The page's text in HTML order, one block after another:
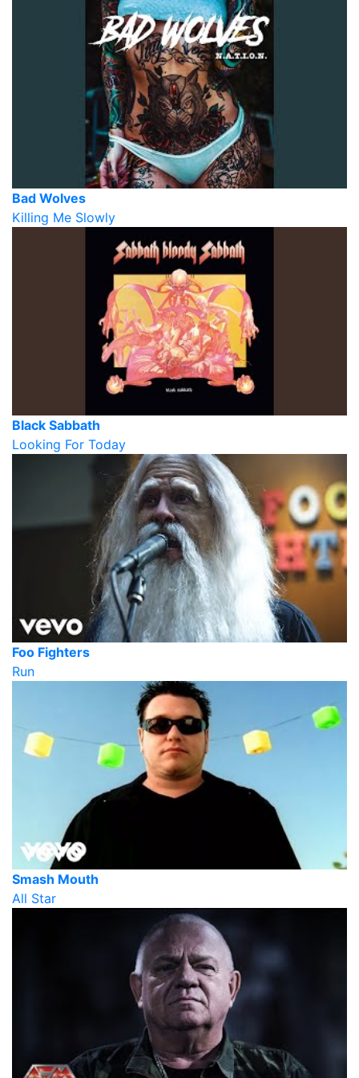
Bad Wolves
Killing Me Slowly
Black Sabbath
Looking For Today
Foo Fighters
Run
Smash Mouth
All Star